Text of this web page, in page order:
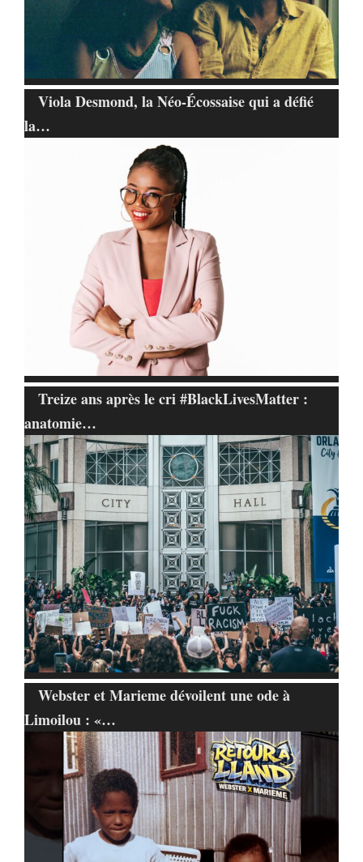
Viola Desmond, la Néo-Écossaise qui a défié
la…
Treize ans après le cri #BlackLivesMatter :
anatomie…
Webster et Marieme dévoilent une ode à
Limoilou : «…